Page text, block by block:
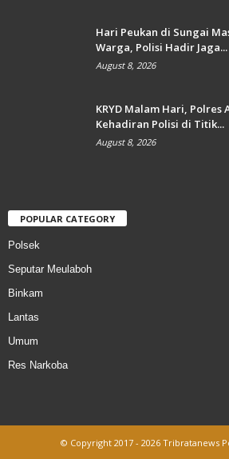
Hari Peukan di Sungai
Warga, Polisi Hadir Jaga...
August 8, 2026
KRYD Malam Hari, Polres
Kehadiran Polisi di Titik...
August 8, 2026
POPULAR CATEGORY
Polsek
Seputar Meulaboh
Binkam
Lantas
Umum
Res Narkoba
© Copyright 2017 - 2026 Tribratanews